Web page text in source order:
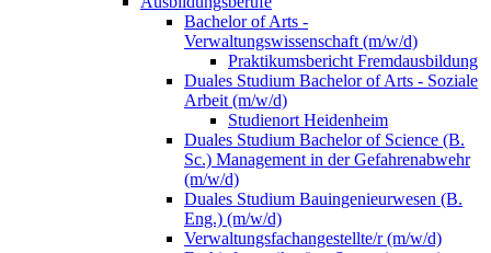
Bachelor of Arts -
Verwaltungswissenschaft (m/w/d)
Praktikumsbericht Fremdausbildung
Duales Studium Bachelor of Arts - Soziale
Arbeit (m/w/d)
Studienort Heidenheim
Duales Studium Bachelor of Science (B.
Sc.) Management in der Gefahrenabwehr
(m/w/d)
Duales Studium Bauingenieurwesen (B.
Eng.) (m/w/d)
Verwaltungsfachangestellte/r (m/w/d)